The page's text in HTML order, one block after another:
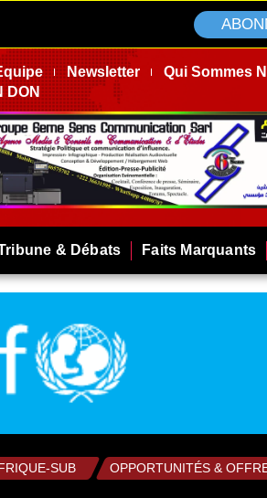
Newsletter Qui Sommes
DON
& Débats Faits Marquants
SUB OPPORTUNITÉS &